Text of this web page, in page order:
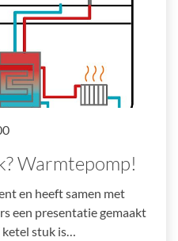
Warmtepomp!
en heeft samen met
een presentatie gemaakt
ketel stuk is…